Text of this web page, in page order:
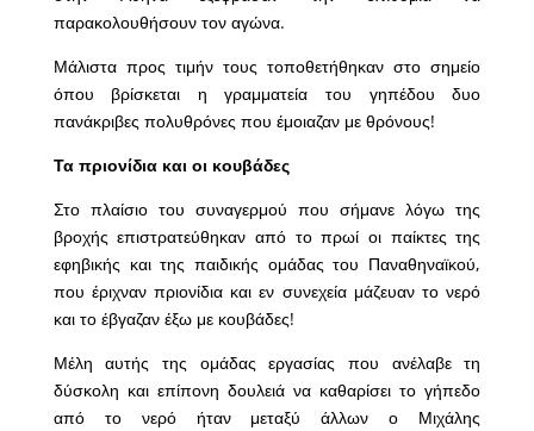
παρακολουθήσουν τον αγώνα.
Μάλιστα προς τιμήν τους τοποθετήθηκαν στο σημείο
όπου βρίσκεται η γραμματεία του γηπέδου δυο
πανάκριβες πολυθρόνες που έμοιαζαν με θρόνους!
Τα πριονίδια και οι κουβάδες
Στο πλαίσιο του συναγερμού που σήμανε λόγω της
βροχής επιστρατεύθηκαν από το πρωί οι παίκτες της
εφηβικής και της παιδικής ομάδας του Παναθηναϊκού,
που έριχναν πριονίδια και εν συνεχεία μάζευαν το νερό
και το έβγαζαν έξω με κουβάδες!
Μέλη αυτής της ομάδας εργασίας που ανέλαβε τη
δύσκολη και επίπονη δουλειά να καθαρίσει το γήπεδο
από το νερό ήταν μεταξύ άλλων ο Μιχάλης